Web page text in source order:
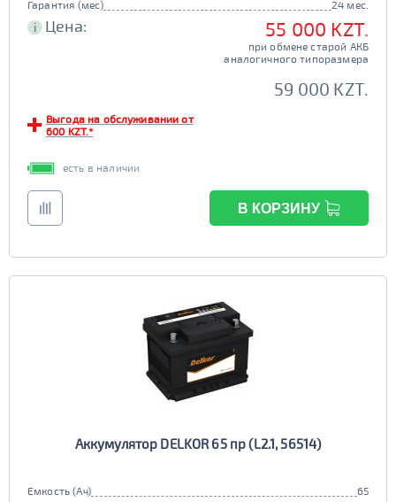
Гарантия (мес) 24 мес.
i Цена: 55 000 KZT.
при обмене старой АКБ
аналогичного типоразмера
59 000 KZT.
Выгода на обслуживании от
600 KZT.*
есть в наличии
В КОРЗИНУ
Аккумулятор DELKOR 65 пр (L2.1, 56514)
Емкость (Ач)
65